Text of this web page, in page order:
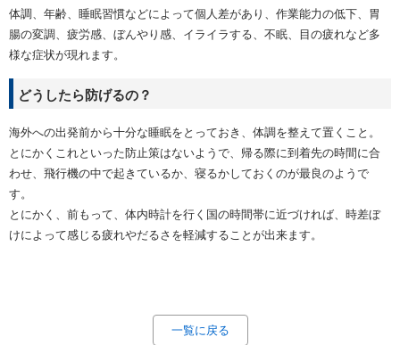
体調、年齢、睡眠習慣などによって個人差があり、作業能力の低下、胃
腸の変調、疲労感、ぼんやり感、イライラする、不眠、目の疲れなど多
様な症状が現れます。
どうしたら防げるの？
海外への出発前から十分な睡眠をとっておき、体調を整えて置くこと。
とにかくこれといった防止策はないようで、帰る際に到着先の時間に合
わせ、飛行機の中で起きているか、寝るかしておくのが最良のようで
す。
とにかく、前もって、体内時計を行く国の時間帯に近づければ、時差ぼ
けによって感じる疲れやだるさを軽減することが出来ます。
一覧に戻る